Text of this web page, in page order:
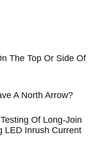
The Top Or Side Of
A North Arrow?
Of Long-Join
LED Inrush Current